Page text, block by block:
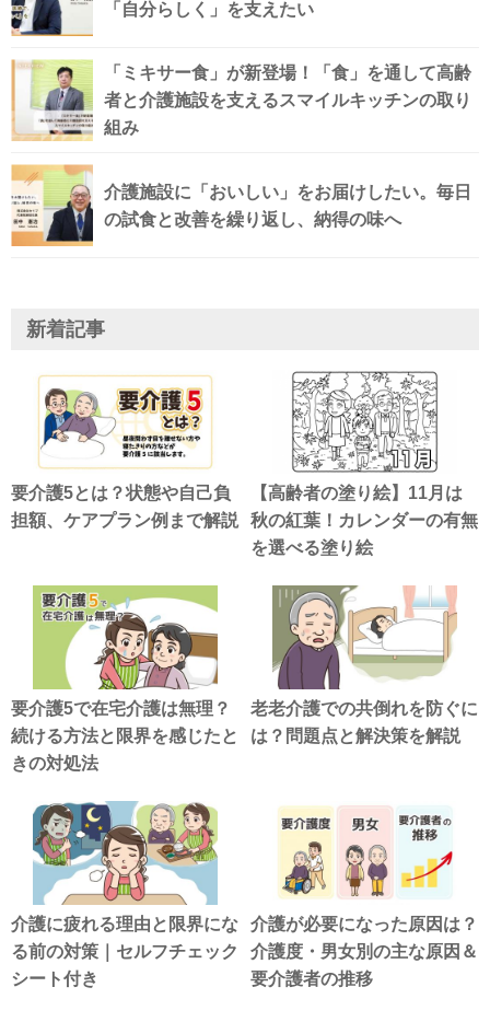
「自分らしく」を支えたい
「ミキサー食」が新登場！「食」を通して高齢
者と介護施設を支えるスマイルキッチンの取り
組み
介護施設に「おいしい」をお届けしたい。毎日
の試食と改善を繰り返し、納得の味へ
新着記事
要介護5とは？状態や自己負
担額、ケアプラン例まで解説
【高齢者の塗り絵】11月は
秋の紅葉！カレンダーの有無
を選べる塗り絵
要介護5で在宅介護は無理？
続ける方法と限界を感じたと
きの対処法
老老介護での共倒れを防ぐに
は？問題点と解決策を解説
介護に疲れる理由と限界にな
る前の対策｜セルフチェック
シート付き
介護が必要になった原因は？
介護度・男女別の主な原因＆
要介護者の推移